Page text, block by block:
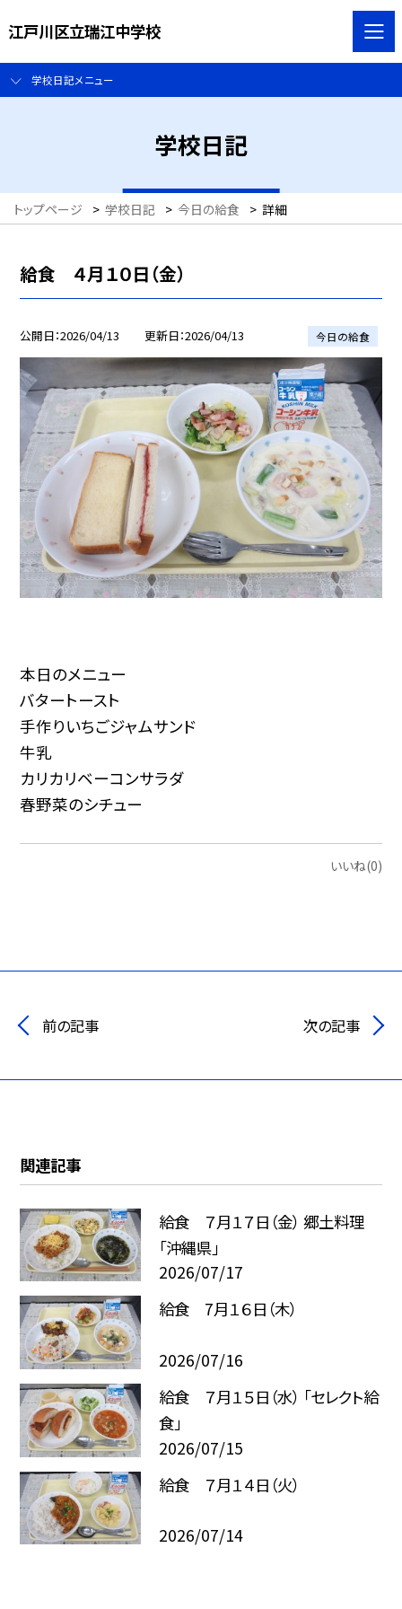
江戸川区立瑞江中学校
学校日記メニュー
学校日記
トップページ > 学校日記 > 今日の給食 > 詳細
給食 ４月１０日（金）
公開日 2026/04/13 更新日 2026/04/13 今日の給食
本日のメニュー
バタートースト
手作りいちごジャムサンド
牛乳
カリカリベーコンサラダ
春野菜のシチュー
いいね(0)
前の記事 次の記事
関連記事
給食 ７月１７日（金） 郷土料理
「沖縄県」
2026/07/17
給食 7月１６日（木）
2026/07/16
給食 ７月１５日（水） 「セレクト給
食」
2026/07/15
給食 ７月１４日（火）
2026/07/14